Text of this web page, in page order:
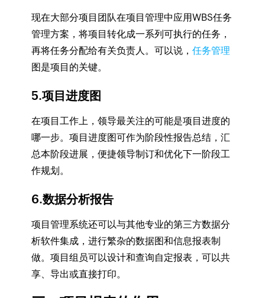
现在大部分项目团队在项目管理中应用WBS任务
管理方案，将项目转化成一系列可执行的任务，
再将任务分配给有关负责人。可以说， 任务管理
图是项目的关键。
5.项目进度图
在项目工作上，领导最关注的可能是项目进度的
哪一步。项目进度图可作为阶段性报告总结，汇
总本阶段进展，便捷领导制订和优化下一阶段工
作规划。
6.数据分析报告
项目管理系统还可以与其他专业的第三方数据分
析软件集成，进行繁杂的数据图和信息报表制
做。项目组员可以设计和查询自定报表，可以共
享、导出或直接打印。